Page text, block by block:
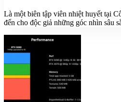
Là một biên tập viên nhiệt huyết tại
đến cho độc giả những góc nhìn sâu